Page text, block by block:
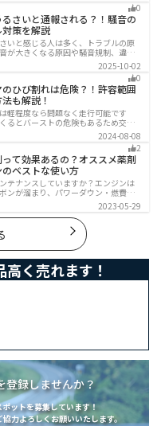
ッズを紹介します！
0
さいと通報される？！騒音の
策を解説
いと感じる人は多く、トラブルの原
が大きくなる原因や騒音規制、違反
し、ライダーができるマナーや配慮
人のバイクが迷惑なときの正しい対
。バイク好きも、周囲の騒音に悩む
。
2025-10-02
0
ひび割れは危険？！許容範囲
も解説！
軽程度なら問題なく走行可能です
るとバーストの危険もあるため交換
度なら大丈夫なのか、タイヤのひび
まとめました。快適安全にバイクに
りとチェックしておきましょう。
2024-08-08
2
て効果あるの？オススメ薬剤
ベストな使い方
テナンスしていますか？エンジンは
ンが溜まり、パワーダウン・燃費の
ンジンの焼き付きなどのトラブルの
期的にガソリン添加剤を入れてエン
ましょう。
2023-05-29
く売れます！
登録しませんか？
ットを募集しています！
力よろしくお願いいたします。